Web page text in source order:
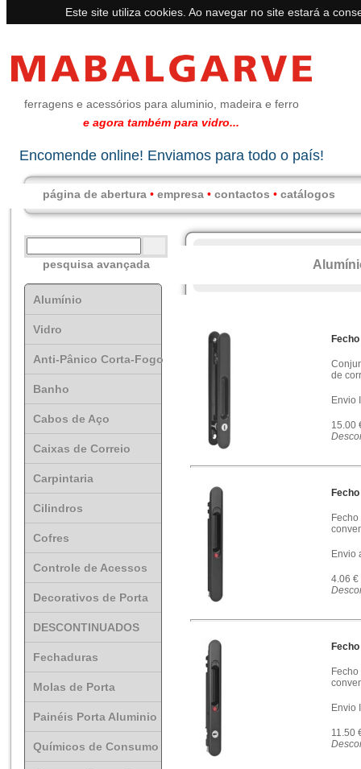
Este site utiliza cookies. Ao navegar no site estará a
ferragens e acessórios para aluminio, madeira e ferro
e agora também para vidro...
Encomende online! Enviamos para todo o país!
página de abertura • empresa • contactos • catálogos
pesquisa avançada
Alumínio
Vidro
Anti-Pânico Corta-Fogo
Banho
Cabos de Aço
Caixas de Correio
Carpintaria
Cilindros
Cofres
Controle de Acessos
Decorativos de Porta
DESCONTINUADOS
Fechaduras
Molas de Porta
Painéis Porta Aluminio
Químicos de Consumo
de
Envio
15.00
Envio
4.06 €
Envio
11.50